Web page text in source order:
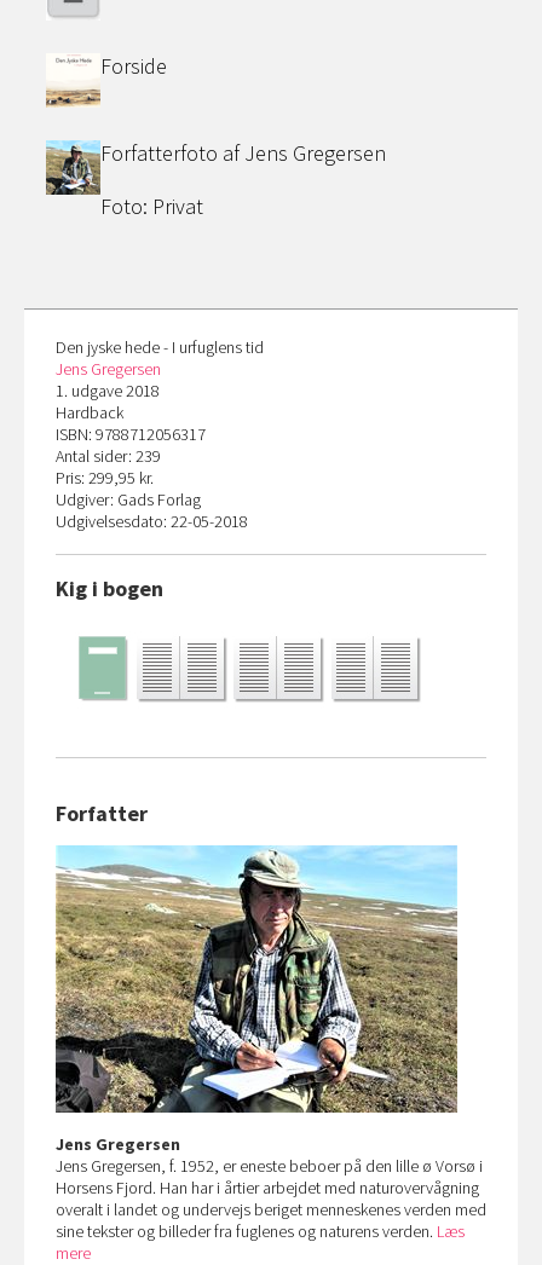
Forside
Forfatterfoto af Jens Gregersen
Foto: Privat
Den jyske hede - I urfuglens tid
Jens Gregersen
1. udgave 2018
Hardback
ISBN: 9788712056317
Antal sider: 239
Pris: 299,95 kr.
Udgiver: Gads Forlag
Udgivelsesdato: 22-05-2018
Kig i bogen
Forfatter
Jens Gregersen
Jens Gregersen, f. 1952, er eneste beboer på den lille ø Vorsø i
Horsens Fjord. Han har i årtier arbejdet med naturovervågning
overalt i landet og undervejs beriget menneskenes verden med
sine tekster og billeder fra fuglenes og naturens verden. Læs
mere